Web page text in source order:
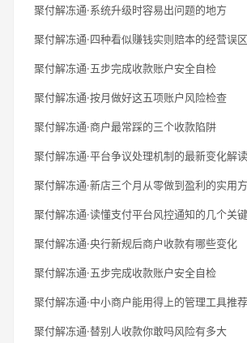
聚付解冻通·系统升级时容易出问题的地方
聚付解冻通·四种看似赚钱实则赔本的经营误区
聚付解冻通·五步完成收款账户安全自检
聚付解冻通·按月做好这五项账户风险检查
聚付解冻通·商户最常踩的三个收款陷阱
聚付解冻通·平台争议处理机制的最新变化解读
聚付解冻通·新店三个月从零做到盈利的实用
聚付解冻通·读懂支付平台风控通知的几个关
聚付解冻通·央行新规后商户收款有哪些变化
聚付解冻通·五步完成收款账户安全自检
聚付解冻通·中小商户能用得上的管理工具推荐
聚付解冻通·替别人收款你敢吗风险有多大